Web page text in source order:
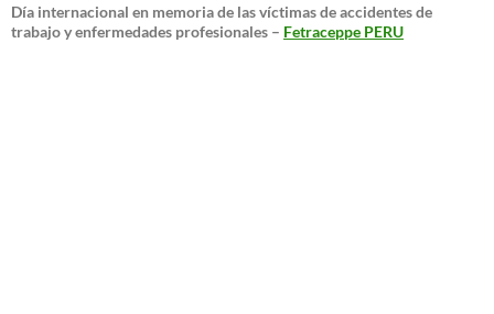
Día internacional en memoria de las víctimas de accidentes de
trabajo y enfermedades profesionales – Fetraceppe PERU